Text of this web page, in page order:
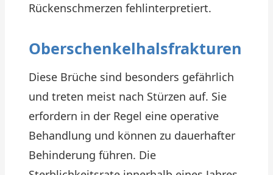
Rückenschmerzen fehlinterpretiert.
Oberschenkelhalsfrakturen
Diese Brüche sind besonders gefährlich
und treten meist nach Stürzen auf. Sie
erfordern in der Regel eine operative
Behandlung und können zu dauerhafter
Behinderung führen. Die